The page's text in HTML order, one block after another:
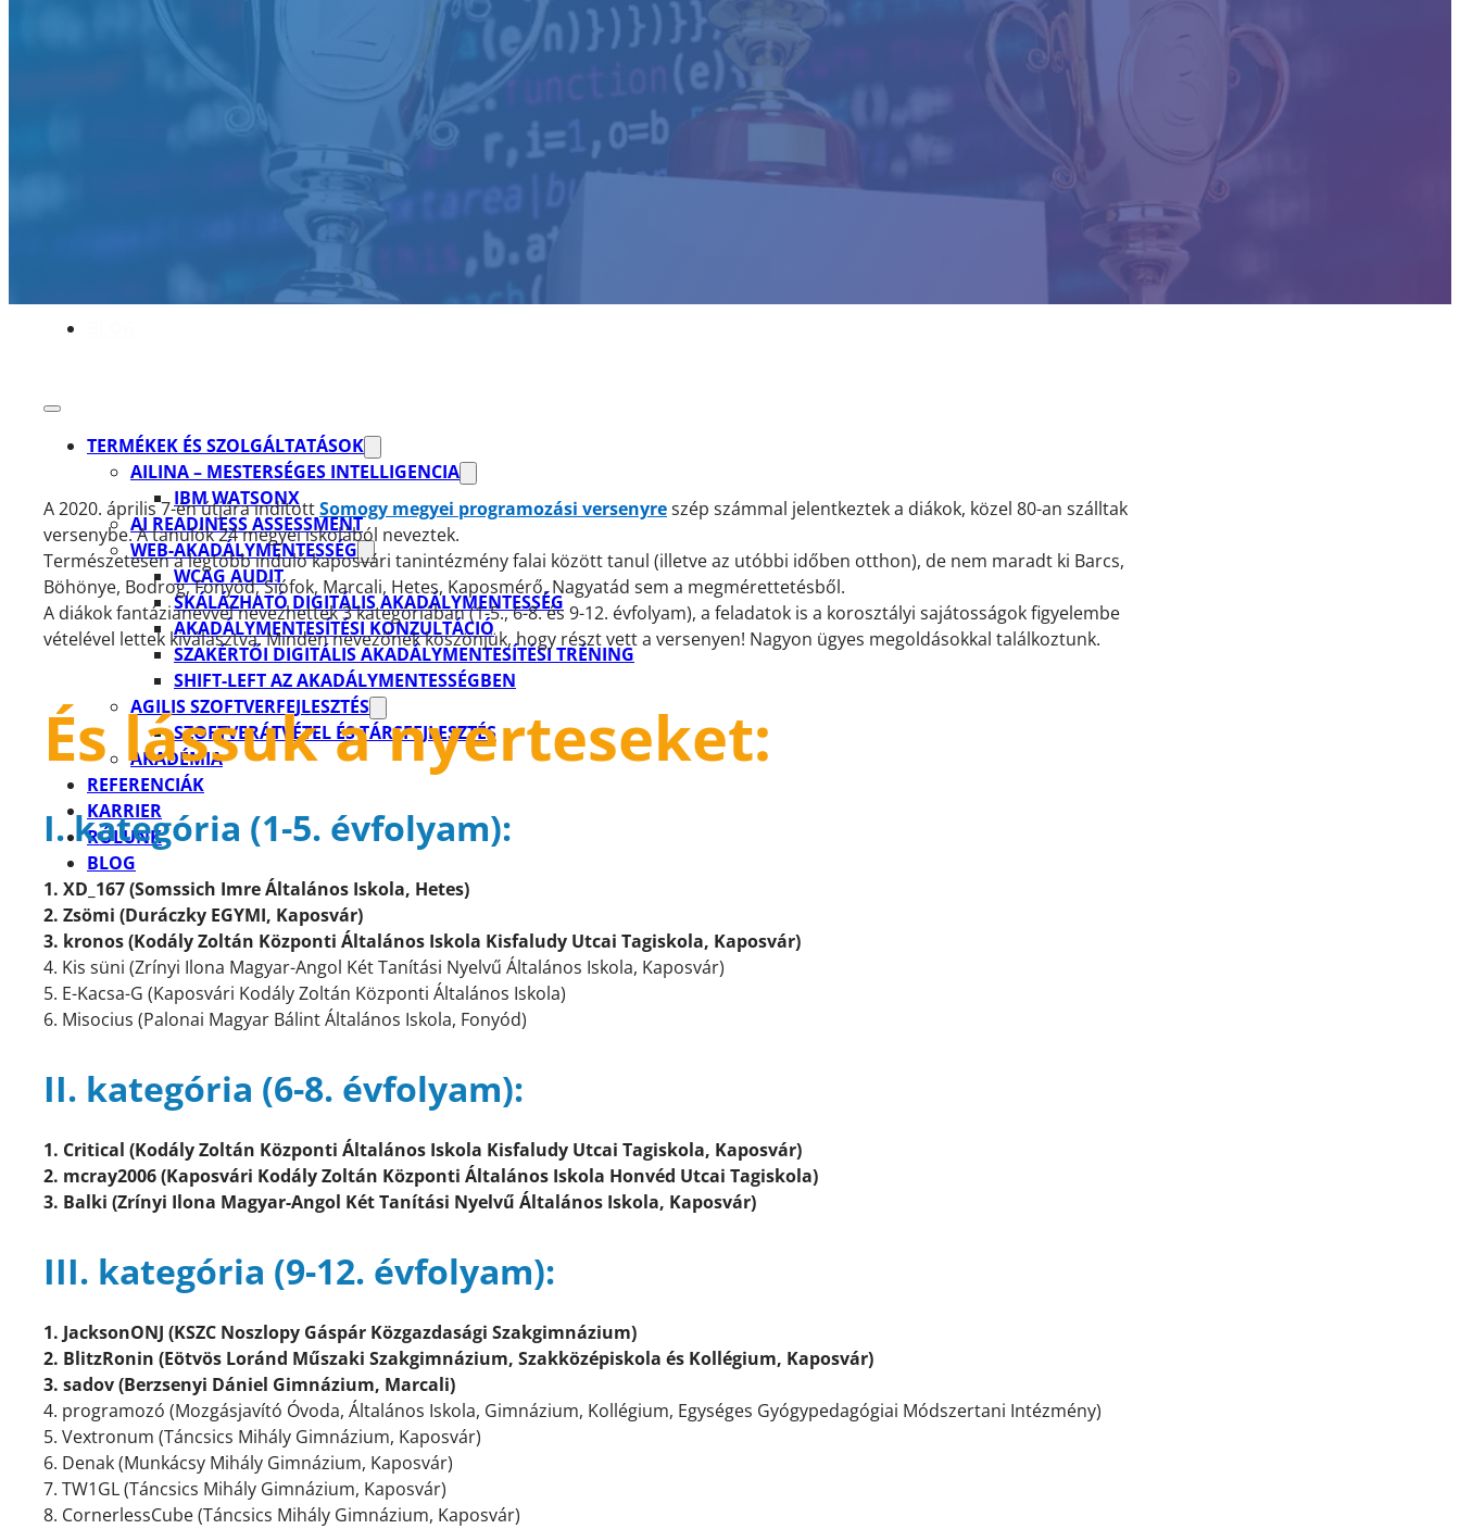
AKADÉMIA
TERMÉKEK ÉS SZOLGÁLTATÁSOK
AILINA – MESTERSÉGES INTELLIGENCIA
IBM WATSONX
AI READINESS ASSESSMENT
WEB-AKADÁLYMENTESSÉG
WCAG AUDIT
SKÁLÁZHATÓ DIGITÁLIS AKADÁLYMENTESSÉG
AKADÁLYMENTESÍTÉSI KONZULTÁCIÓ
SZAKÉRTŐI DIGITÁLIS AKADÁLYMENTESÍTÉSI TRÉNING
SHIFT-LEFT AZ AKADÁLYMENTESSÉGBEN
AGILIS SZOFTVERFEJLESZTÉS
SZOFTVERÁTVÉTEL ÉS TÁRSFEJLESZTÉS
AKADÉMIA
REFERENCIÁK
KARRIER
RÓLUNK
BLOG
A 2020. április 7-én útjára indítottSomogy megyei programozási versenyreszép számmal jelentkeztek a diákok, közel 80-an szálltak
versenybe. A tanulók 24 megyei iskolából neveztek.
Természetesen a legtöbb induló kaposvári tanintézmény falai között tanul (illetve az utóbbi időben otthon), de nem maradt ki Barcs,
Böhönye, Bodrog, Fonyód, Siófok, Marcali, Hetes, Kaposmérő, Nagyatád sem a megmérettetésből.
A diákok fantázianévvel nevezhettek 3 kategóriában (1-5., 6-8. és 9-12. évfolyam), a feladatok is a korosztályi sajátosságok figyelembe
vételével lettek kiválasztva. Minden nevezőnek köszönjük, hogy részt vett a versenyen! Nagyon ügyes megoldásokkal találkoztunk.
És lássuk a nyerteseket:
I. kategória (1-5. évfolyam):
1. XD_167 (Somssich Imre Általános Iskola, Hetes)
2. Zsömi (Duráczky EGYMI, Kaposvár)
3. kronos (Kodály Zoltán Központi Általános Iskola Kisfaludy Utcai Tagiskola, Kaposvár)
4. Kis süni (Zrínyi Ilona Magyar-Angol Két Tanítási Nyelvű Általános Iskola, Kaposvár)
5. E-Kacsa-G (Kaposvári Kodály Zoltán Központi Általános Iskola)
6. Misocius (Palonai Magyar Bálint Általános Iskola, Fonyód)
II. kategória (6-8. évfolyam):
1. Critical (Kodály Zoltán Központi Általános Iskola Kisfaludy Utcai Tagiskola, Kaposvár)
2. mcray2006 (Kaposvári Kodály Zoltán Központi Általános Iskola Honvéd Utcai Tagiskola)
3. Balki (Zrínyi Ilona Magyar-Angol Két Tanítási Nyelvű Általános Iskola, Kaposvár)
III. kategória (9-12. évfolyam):
1. JacksonONJ (KSZC Noszlopy Gáspár Közgazdasági Szakgimnázium)
2. BlitzRonin (Eötvös Loránd Műszaki Szakgimnázium, Szakközépiskola és Kollégium, Kaposvár)
3. sadov (Berzsenyi Dániel Gimnázium, Marcali)
4. programozó (Mozgásjavító Óvoda, Általános Iskola, Gimnázium, Kollégium, Egységes Gyógypedagógiai Módszertani Intézmény)
5. Vextronum (Táncsics Mihály Gimnázium, Kaposvár)
6. Denak (Munkácsy Mihály Gimnázium, Kaposvár)
7. TW1GL (Táncsics Mihály Gimnázium, Kaposvár)
8. CornerlessCube (Táncsics Mihály Gimnázium, Kaposvár)